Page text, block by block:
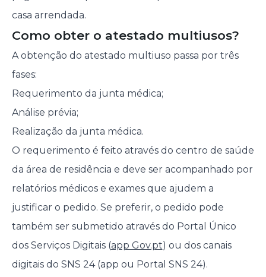
casa arrendada.
Como obter o atestado multiusos?
A obtenção do atestado multiuso passa por três
fases:
Requerimento da junta médica;
Análise prévia;
Realização da junta médica.
O requerimento é feito através do centro de saúde
da área de residência e deve ser acompanhado por
relatórios médicos e exames que ajudem a
justificar o pedido. Se preferir, o pedido pode
também ser submetido através do Portal Único
dos Serviços Digitais (app Gov.pt) ou dos canais
digitais do SNS 24 (app ou Portal SNS 24).